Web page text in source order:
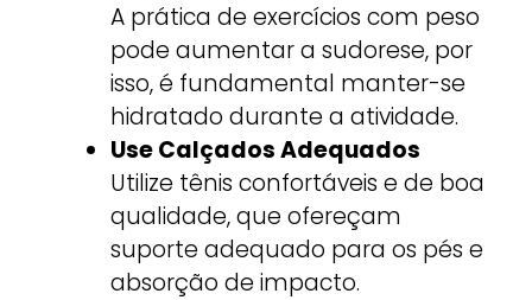
A prática de exercícios com peso
pode aumentar a sudorese, por
isso, é fundamental manter-se
hidratado durante a atividade.
Use Calçados Adequados
Utilize tênis confortáveis e de boa
qualidade, que ofereçam
suporte adequado para os pés e
absorção de impacto.